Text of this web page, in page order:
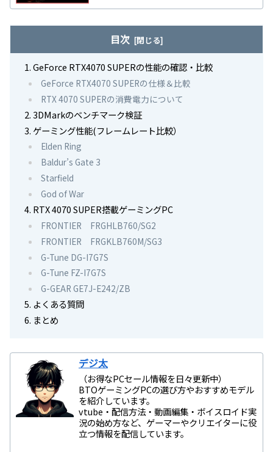
目次
GeForce RTX4070 SUPERの性能の確認・比較
GeForce RTX4070 SUPERの仕様＆比較
RTX 4070 SUPERの消費電力について
3DMarkのベンチマーク検証
ゲーミング性能(フレームレート比較）
Elden Ring
Baldur’s Gate 3
Starfield
God of War
RTX 4070 SUPER搭載ゲーミングPC
FRONTIER FRGHLB760/SG2
FRONTIER FRGKLB760M/SG3
G-Tune DG-I7G7S
G-Tune FZ-I7G7S
G-GEAR GE7J-E242/ZB
よくある質問
まとめ
デジ太
（お得なPCセール情報を日々更新中）
BTOゲーミングPCの選び方やおすすめモデル
を紹介しています。
vtube・配信方法・動画編集・ボイスロイド実
況の始め方など、ゲーマーやクリエイターに役
立つ情報を配信しています。